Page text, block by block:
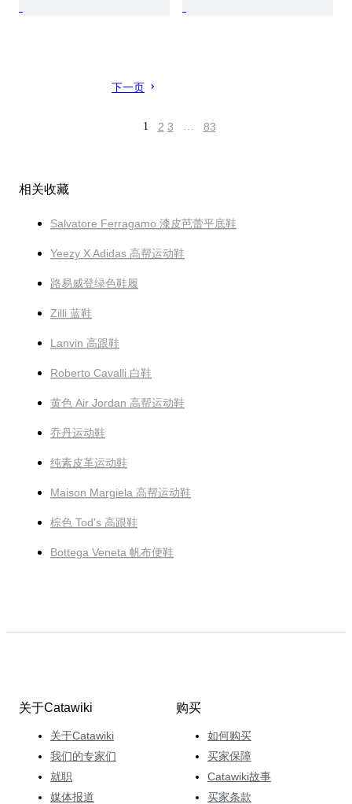
下一页
1 2 3 … 83
相关收藏
Salvatore Ferragamo 漆皮芭蕾平底鞋
Yeezy X Adidas 高帮运动鞋
路易威登绿色鞋履
Zilli 蓝鞋
Lanvin 高跟鞋
Roberto Cavalli 白鞋
黄色 Air Jordan 高帮运动鞋
乔丹运动鞋
纯素皮革运动鞋
Maison Margiela 高帮运动鞋
棕色 Tod's 高跟鞋
Bottega Veneta 帆布便鞋
关于Catawiki
关于Catawiki
我们的专家们
就职
媒体报道
购买
如何购买
买家保障
Catawiki故事
买家条款